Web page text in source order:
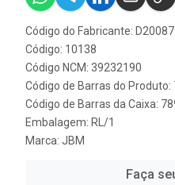
Código do Fabricante: D20087
Código: 10138
Código NCM: 39232190
Código de Barras do
Código de Barras da Caixa:
Embalagem: RL/1
Marca: JBM
Faça